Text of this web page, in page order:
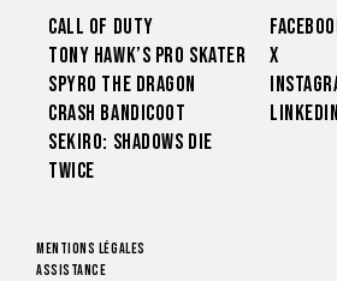
Call of Duty
Tony Hawk’s Pro Skater
Spyro The Dragon
Crash Bandicoot
Sekiro: Shadows Die
Twice
X
LinkedIn
Mentions légales
Assistance